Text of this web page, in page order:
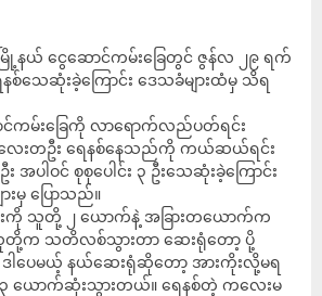
ြို့နယ် ငွေဆောင်ကမ်းခြေတွင် ဇွန်လ ၂၉ ရက်
သေဆုံးခဲ့ကြောင်း ဒေသခံများထံမှ သိရ
ကမ်းခြေကို လာရောက်လည်ပတ်ရင်း
းတဦး ရေနစ်နေသည်ကို ကယ်ဆယ်ရင်း
အပါဝင် စုစုပေါင်း ၃ ဦးသေဆုံးခဲ့ကြောင်း
ားမှ ပြောသည်။
ကို သူတို့ ၂ ယောက်နဲ့ အခြားတယောက်က
တို့က သတိလစ်သွားတာ ဆေးရုံတော့ ပို့
ါပေမယ့် နယ်ဆေးရုံဆိုတော့ အားကိုးလို့မရ
၃ ယောက်ဆုံးသွားတယ်။ ရေနစ်တဲ့ ကလေးမ